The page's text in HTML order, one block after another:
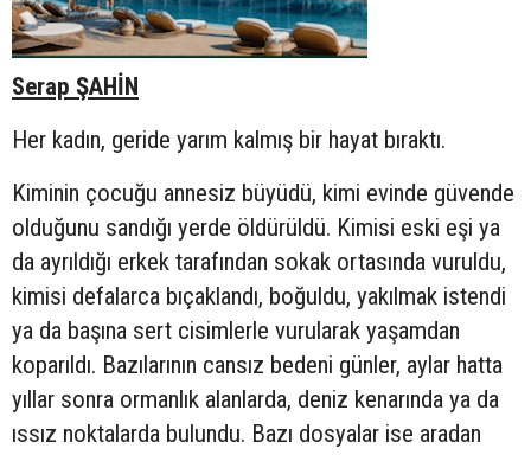
Serap ŞAHİN
Her kadın, geride yarım kalmış bir hayat bıraktı.
Kiminin çocuğu annesiz büyüdü, kimi evinde güvende
olduğunu sandığı yerde öldürüldü. Kimisi eski eşi ya
da ayrıldığı erkek tarafından sokak ortasında vuruldu,
kimisi defalarca bıçaklandı, boğuldu, yakılmak istendi
ya da başına sert cisimlerle vurularak yaşamdan
koparıldı. Bazılarının cansız bedeni günler, aylar hatta
yıllar sonra ormanlık alanlarda, deniz kenarında ya da
ıssız noktalarda bulundu. Bazı dosyalar ise aradan